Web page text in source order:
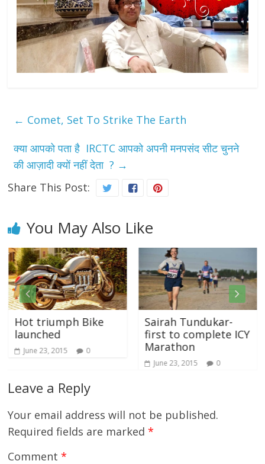
← Comet, Set To Strike The Earth
क्या आपको पता है IRCTC आपको अपनी मनपसंद सीट चुनने
की आज़ादी क्यों नहीं देता ? →
Share This Post:
You May Also Like
Hot triumph Bike
launched
June 23, 2015 0
Sairah Tundukar-
first to complete ICY
Marathon
June 23, 2015 0
Leave a Reply
Your email address will not be published.
Required fields are marked*
Comment*